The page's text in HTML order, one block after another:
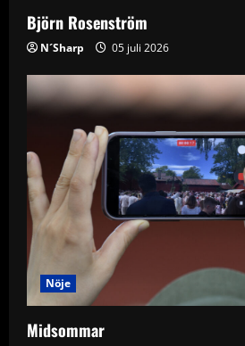
Björn Rosenström
N´Sharp 05 juli 2026
Nöje
Midsommar